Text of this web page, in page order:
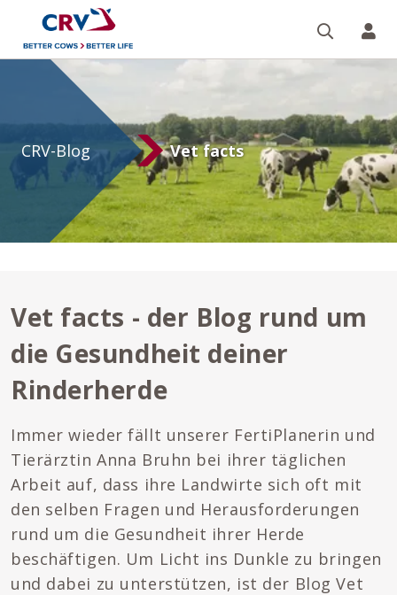
facts
CRV-Blog Vet facts
Vet facts - der Blog rund um
die Gesundheit deiner
Rinderherde
Immer wieder fällt unserer FertiPlanerin und
Tierärztin Anna Bruhn bei ihrer täglichen
Arbeit auf, dass ihre Landwirte sich oft mit
den selben Fragen und Herausforderungen
rund um die Gesundheit ihrer Herde
beschäftigen. Um Licht ins Dunkle zu bringen
und dabei zu unterstützen, ist der Blog Vet